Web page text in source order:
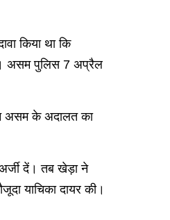
किया था कि
असम पुलिस 7 अप्रैल
असम के अदालत का
दें। तब खेड़ा ने
याचिका दायर की।